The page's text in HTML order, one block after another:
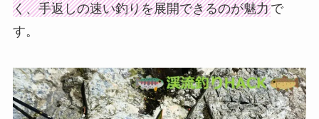
く、手返しの速い釣りを展開できるのが魅力で
す。